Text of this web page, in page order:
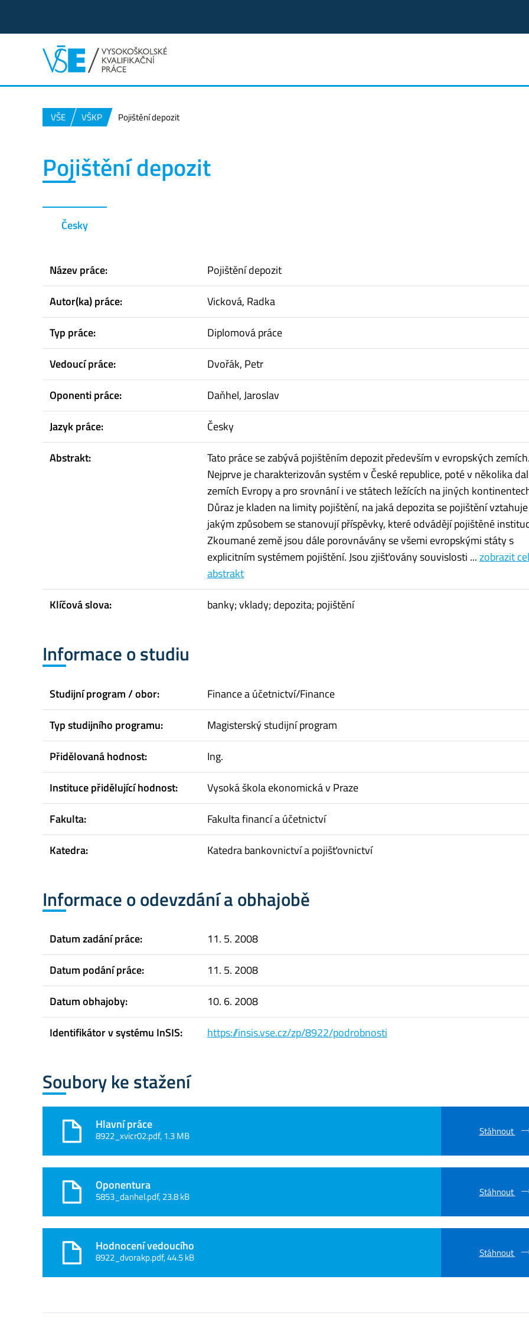
VŠE VŠKP Pojištění depozit
Pojištění depozit
Česky
Název práce:
Pojištění depozit
Autor(ka) práce:
Vicková, Radka
Typ práce:
Diplomová práce
Vedoucí práce:
Dvořák, Petr
Oponenti práce:
Daňhel, Jaroslav
Jazyk práce:
Česky
Abstrakt:
Tato práce se zabývá pojištěním depozit především v evropských
Nejprve je charakterizován systém v České republice, poté v několika
zemích Evropy a pro srovnání i ve státech ležících na jiných
Důraz je kladen na limity pojištění, na jaká depozita se pojištění
jakým způsobem se stanovují příspěvky, které odvádějí pojištěné
Zkoumané země jsou dále porovnávány se všemi evropskými státy s
explicitním systémem pojištění. Jsou zjišťovány souvislosti ...zobrazit
abstrakt
Klíčová slova:
banky; vklady; depozita; pojištění
Informace o studiu
Studijní program / obor:
Finance a účetnictví/Finance
Typ studijního programu:
Magisterský studijní program
Přidělovaná hodnost:
Ing.
Instituce přidělující hodnost:
Vysoká škola ekonomická v Praze
Fakulta:
Fakulta financí a účetnictví
Katedra:
Katedra bankovnictví a pojišťovnictví
Informace o odevzdání a obhajobě
Datum zadání práce:
11. 5. 2008
Datum podání práce:
11. 5. 2008
Datum obhajoby:
10. 6. 2008
Identifikátor v systému InSIS:
https://insis.vse.cz/zp/8922/podrobnosti
Soubory ke stažení
Hlavní práce
8922_xvicr02.pdf, 1.3 MB Stáhnout
Oponentura
5853_danhel.pdf, 23.8 kB Stáhnout
Hodnocení vedoucího
8922_dvorakp.pdf, 44.5 kB Stáhnout